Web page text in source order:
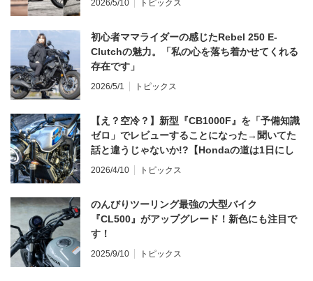
2026/5/10 トピックス
初心者ママライダーの感じたRebel 250 E-
Clutchの魅力。「私の心を落ち着かせてくれる
存在です」
2026/5/1 トピックス
【え？空冷？】新型『CB1000F』を「予備知識
ゼロ」でレビューすることになった→聞いてた
話と違うじゃないか!?【Hondaの道は1日にし
てならず／CB1000F ①第一印象 編】
2026/4/10 トピックス
のんびりツーリング最強の大型バイク
『CL500』がアップグレード！新色にも注目で
す！
2025/9/10 トピックス